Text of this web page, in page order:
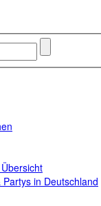
Partys in Deutschland